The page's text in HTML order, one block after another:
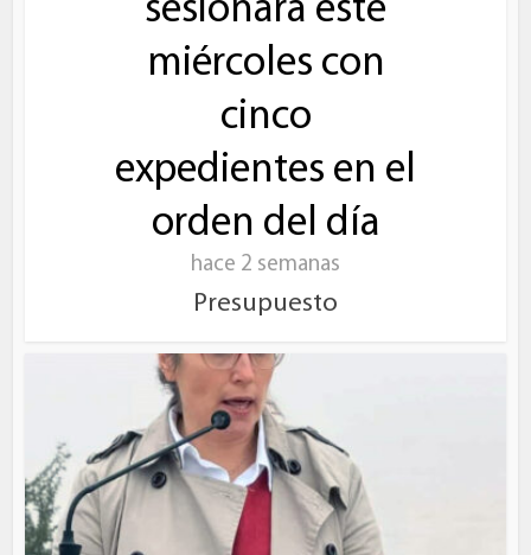
sesionará este
miércoles con
cinco
expedientes en el
orden del día
hace 2 semanas
Presupuesto